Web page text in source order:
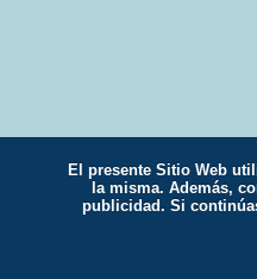
El presente Sitio Web
la misma. Además,
publicidad. Si